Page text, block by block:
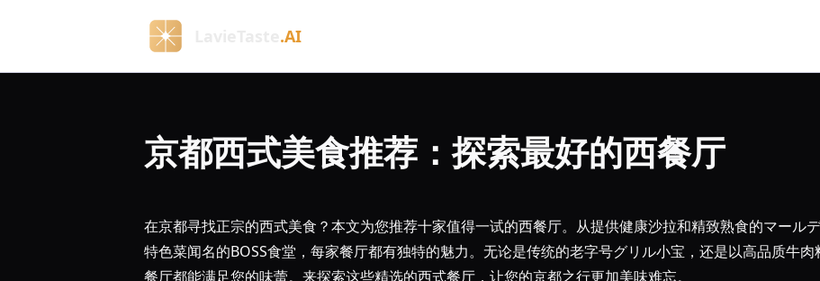
.AI
京都西式美食推荐：探索最好的西餐厅
在京都寻找正宗的西式美食？本文为您推荐十家值得一试的西餐厅。从提供健康沙拉和精致熟食的マール
特色菜闻名的BOSS食堂，每家餐厅都有独特的魅力。无论是传统的老字号グリル小宝，还是以高品质牛
餐厅都能满足您的味蕾。来探索这些精选的西式餐厅，让您的京都之行更加美味难忘。